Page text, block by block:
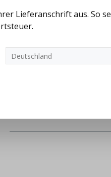
um die besten
Lieferanschrift aus. So